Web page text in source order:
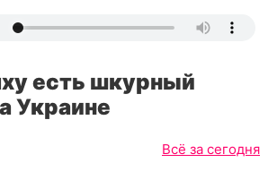
есть шкурный
Украине
Всё за сегодня